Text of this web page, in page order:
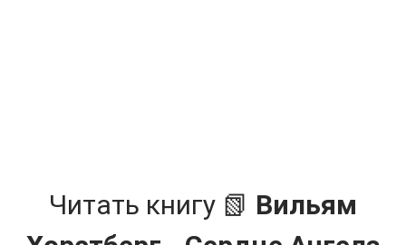
Читать книгу 📗 Вильям